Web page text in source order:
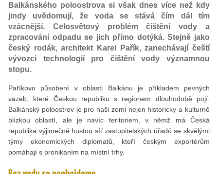
Balkánského poloostrova si však dnes více než kdy
jindy uvědomují, že voda se stává čím dál tím
vzácnější. Celosvětový problém čištění vody a
zpracování odpadu se jich přímo dotýká. Stejně jako
český rodák, architekt Karel Pařík, zanechávají čeští
vývozci technologií pro čištění vody významnou
stopu.
Paříkovo působení v oblasti Balkánu je příkladem pevných
vazeb, které Českou republiku s regionem dlouhodobě pojí.
Balkánský poloostrov je pro naši zemi nejen historicky a kulturně
blízkou oblastí, ale je navíc teritoriem, v němž má Česká
republika výjimečně hustou síť zastupitelských úřadů se skvělými
týmy ekonomických diplomatů, kteří českým exportérům
pomáhají s pronikáním na místní trhy.